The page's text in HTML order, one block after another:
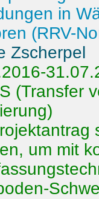
in
(RRV-
Zscherpel
(Transfer
um mit